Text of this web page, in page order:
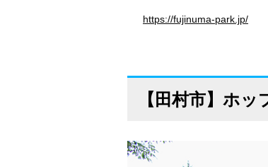
https://fujinuma-park.jp/
【田村市】ホ